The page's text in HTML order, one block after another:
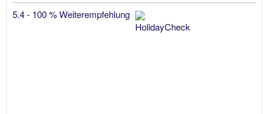
5.4 - 100 % Weiterempfehlung